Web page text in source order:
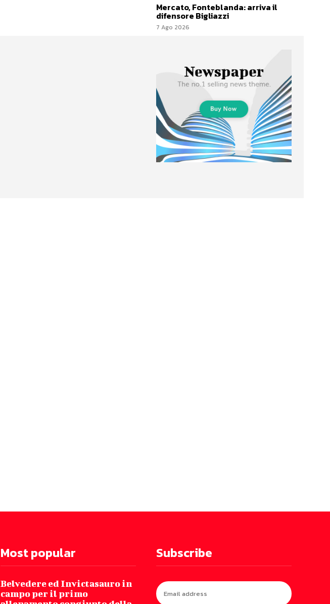
Mercato, Fonteblanda: arriva il
difensore Bigliazzi
7 Ago 2026
Most popular
Belvedere ed Invictasauro in
campo per il primo
Subscribe